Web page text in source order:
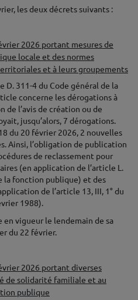
les deux décrets suivants :
2026 portant mesures de
locale et des normes
et à leurs groupements
D. 311-4 du Code général de la
concerne les dérogations à
de l’avis de création ou de
jusqu’alors, 7 dérogations.
du 20 février 2026, 2 nouvelles
Ainsi, l’obligation de publication
de reclassement pour
(en application de l’article L.
la fonction publique) et des
de l’article 13, III, 1° du
1988).
vigueur le lendemain de sa
du 22 février.
2026 portant diverses
de solidarité familiale et au
publique